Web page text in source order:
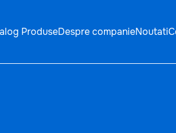
ProduseDespre companieNoutati